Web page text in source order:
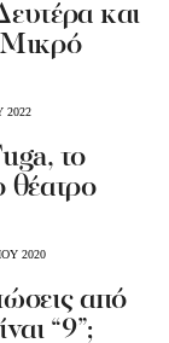
και
Μικρό
2022
το
θέατρο
2020
από
“9”;